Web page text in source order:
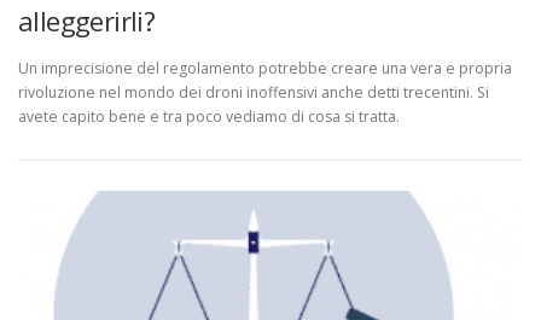
alleggerirli?
Un imprecisione del regolamento potrebbe creare una vera e propria
rivoluzione nel mondo dei droni inoffensivi anche detti trecentini. Si
avete capito bene e tra poco vediamo di cosa si tratta.